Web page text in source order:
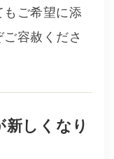
ご希望に添
容赦くださ
しくなり